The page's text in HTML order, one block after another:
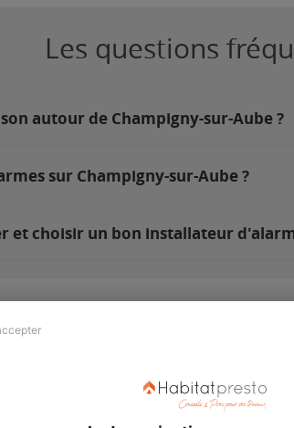
Les questions
autour de Champigny-sur-Aube ?
sur Champigny-sur-Aube ?
et choisir un bon installateur
Revue de presse